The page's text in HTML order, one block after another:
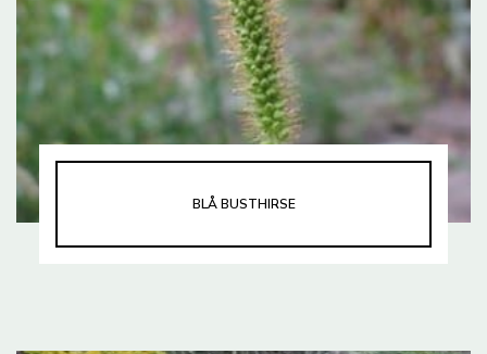
BLÅ BUSTHIRSE